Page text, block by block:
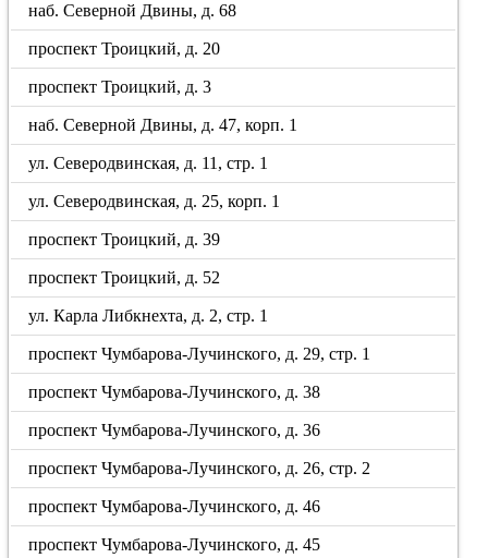
наб. Северной Двины, д. 68
проспект Троицкий, д. 20
проспект Троицкий, д. 3
наб. Северной Двины, д. 47, корп. 1
ул. Северодвинская, д. 11, стр. 1
ул. Северодвинская, д. 25, корп. 1
проспект Троицкий, д. 39
проспект Троицкий, д. 52
ул. Карла Либкнехта, д. 2, стр. 1
проспект Чумбарова-Лучинского, д. 29, стр. 1
проспект Чумбарова-Лучинского, д. 38
проспект Чумбарова-Лучинского, д. 36
проспект Чумбарова-Лучинского, д. 26, стр. 2
проспект Чумбарова-Лучинского, д. 46
проспект Чумбарова-Лучинского, д. 45